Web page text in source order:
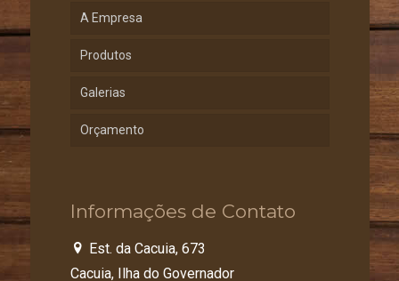
A Empresa
Produtos
Galerias
Orçamento
Informações de Contato
Est. da Cacuia, 673
Cacuia, Ilha do Governador